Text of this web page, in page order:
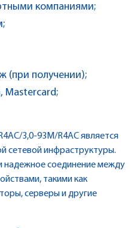
компаниями;
(при получении);
Mastercard;
3,0-93M/R4AC является
сетевой инфраструктуры.
надежное соединение между
такими как
серверы и другие